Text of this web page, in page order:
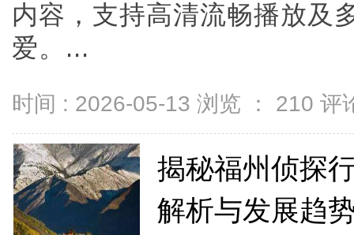
内容，支持高清流畅播放及
爱。...
时间 : 2026-05-13 浏览 ： 210 评
揭秘福州侦探
解析与发展趋